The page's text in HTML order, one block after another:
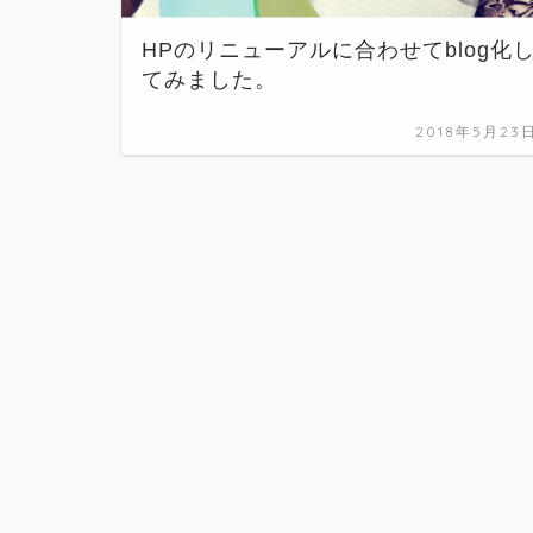
HPのリニューアルに合わせてblog化
てみました。
2018年5月23